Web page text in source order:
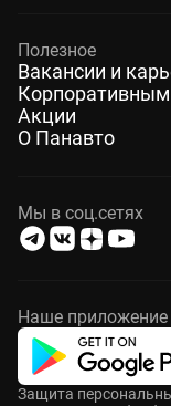
Полезное
Вакансии и
Акции
О Панавто
Мы в соц.сетях
Наше приложение
Защита